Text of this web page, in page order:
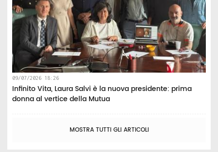
09/07/2026 18:26
Infinito Vita, Laura Salvi è la nuova presidente: prima
donna al vertice della Mutua
MOSTRA TUTTI GLI ARTICOLI